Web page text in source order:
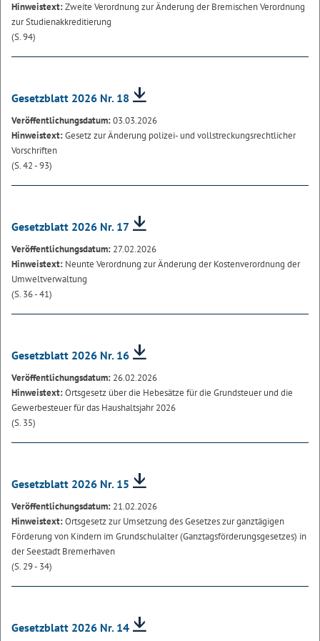
Hinweistext:Zweite Verordnung zur Änderung der Bremischen Verordnung
zur Studienakkreditierung
(S. 94)
Gesetzblatt 2026 Nr. 18
Veröffentlichungsdatum:03.03.2026
Hinweistext:Gesetz zur Änderung polizei- und vollstreckungsrechtlicher
Vorschriften
(S. 42 - 93)
Gesetzblatt 2026 Nr. 17
Veröffentlichungsdatum: 27.02.2026
Hinweistext: Neunte Verordnung zur Änderung der Kostenverordnung der
Umweltverwaltung
(S. 36 - 41)
Gesetzblatt 2026 Nr. 16
Veröffentlichungsdatum: 26.02.2026
Hinweistext:Ortsgesetz über die Hebesätze für die Grundsteuer und die
Gewerbesteuer für das Haushaltsjahr 2026
(S. 35)
Gesetzblatt 2026 Nr. 15
Veröffentlichungsdatum: 21.02.2026
Hinweistext:Ortsgesetz zur Umsetzung des Gesetzes zur ganztägigen
Förderung von Kindern im Grundschulalter (Ganztagsförderungsgesetzes) in
der Seestadt Bremerhaven
(S. 29 - 34)
Gesetzblatt 2026 Nr. 14